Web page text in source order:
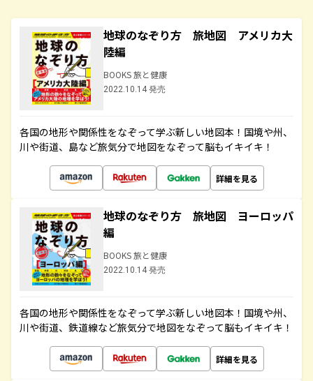
地球のなぞり方 旅地図 アメリカ大
陸編
BOOKS 旅と健康
2022.10.14 発売
各国の地形や関係性をなぞって学ぶ新しい地図本！国境や州、
川や街道、島など旅気分で地図をなぞって脳もイキイキ！
詳細を見る
地球のなぞり方 旅地図 ヨーロッパ
編
BOOKS 旅と健康
2022.10.14 発売
各国の地形や関係性をなぞって学ぶ新しい地図本！国境や州、
川や街道、鉄道線など旅気分で地図をなぞって脳もイキイキ！
詳細を見る